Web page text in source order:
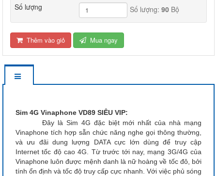
Số lượng Số lượng: 90Bộ
Thêm vào giỏ Mua ngay
Sim 4G Vinaphone VD89 SIÊU VIP:
Đây là Sim 4G đặc biệt mới nhất của nhà mạng
Vinaphone tích hợp sẵn chức năng nghe gọi thông thường,
và ưu đãi dung lượng DATA cực lớn dùng để truy cập
Internet tốc độ cao 4G. Từ trước tới nay, mạng 3G/4G của
Vinaphone luôn được mệnh danh là nữ hoàng về tốc đô, bởi
tính ổn định và tốc độ truy cấp cực nhanh. Với việc phủ sóng